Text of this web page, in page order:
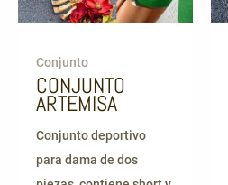
Conjunto
CONJUNTO
ARTEMISA
Conjunto deportivo
para dama de dos